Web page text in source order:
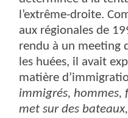
l’extrême-droite.
aux régionales de
rendu à un meeting
les huées, il avait
matière
immigrés, hommes,
met sur des